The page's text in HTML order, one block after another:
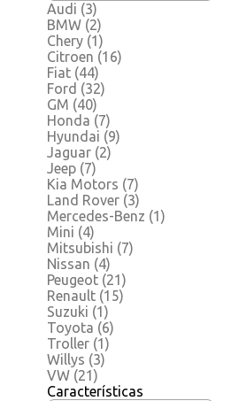
Audi (3)
BMW (2)
Chery (1)
Citroen (16)
Fiat (44)
Ford (32)
GM (40)
Honda (7)
Hyundai (9)
Jaguar (2)
Jeep (7)
Kia Motors (7)
Land Rover (3)
Mercedes-Benz (1)
Mini (4)
Mitsubishi (7)
Nissan (4)
Peugeot (21)
Renault (15)
Suzuki (1)
Toyota (6)
Troller (1)
Willys (3)
VW (21)
Características